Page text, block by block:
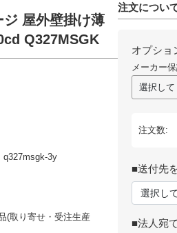
屋外壁掛け薄
Q327MSGK
q327msgk-3y
(取り寄せ・受注生産
注文につい
オプショ
メーカー
注文数:
■送付先
■法人宛